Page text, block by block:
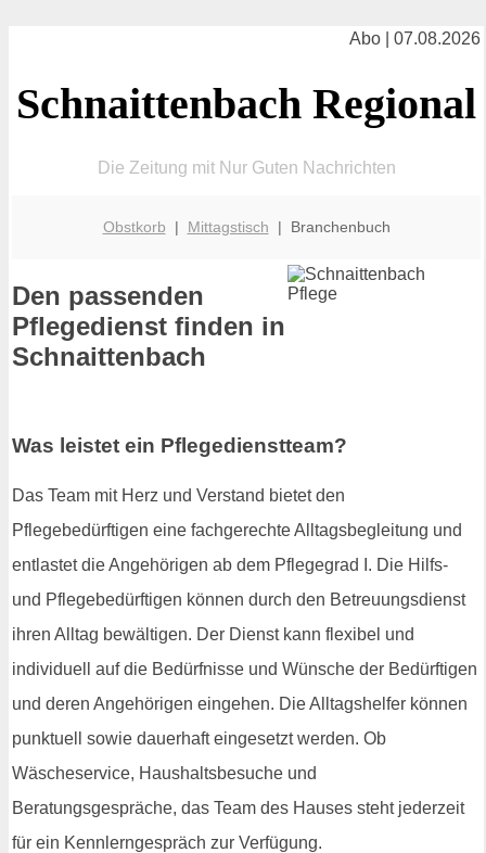
Abo | 07.08.2026
Schnaittenbach Regional
Die Zeitung mit Nur Guten Nachrichten
Obstkorb | Mittagstisch | Branchenbuch
Den passenden
Pflegedienst finden in
Schnaittenbach
Was leistet ein Pflegedienstteam?
Das Team mit Herz und Verstand bietet den
Pflegebedürftigen eine fachgerechte Alltagsbegleitung und
entlastet die Angehörigen ab dem Pflegegrad I. Die Hilfs-
und Pflegebedürftigen können durch den Betreuungsdienst
ihren Alltag bewältigen. Der Dienst kann flexibel und
individuell auf die Bedürfnisse und Wünsche der Bedürftigen
und deren Angehörigen eingehen. Die Alltagshelfer können
punktuell sowie dauerhaft eingesetzt werden. Ob
Wäscheservice, Haushaltsbesuche und
Beratungsgespräche, das Team des Hauses steht jederzeit
für ein Kennlerngespräch zur Verfügung.